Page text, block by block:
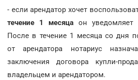
- если арендатор хочет
течение 1 месяца он уведомляет
После в течение 1 месяца со дня
от арендатора нотариус
заключения договора купли-
владельцем и арендатором.